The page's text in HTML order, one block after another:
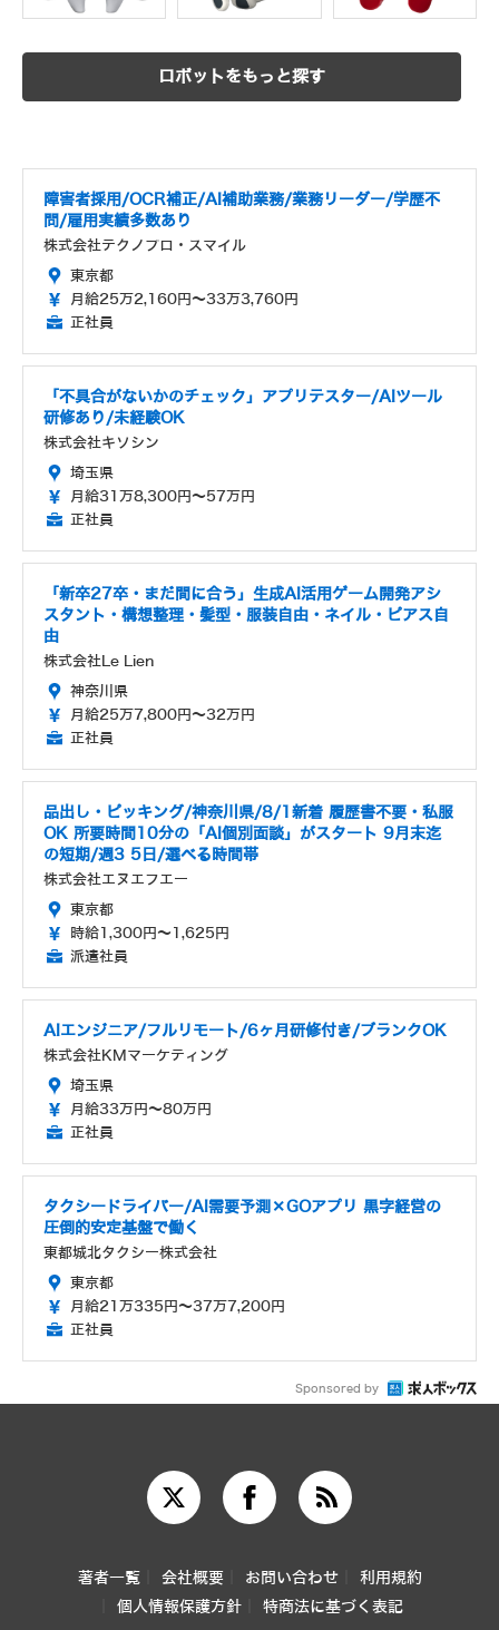
ロボットをもっと探す
障害者採用/OCR補正/AI補助業務/業務リーダー/学歴不
問/雇用実績多数あり
株式会社テクノプロ・スマイル
東京都
月給25万2,160円～33万3,760円
正社員
「不具合がないかのチェック」アプリテスター/AIツール
研修あり/未経験OK
株式会社キソシン
埼玉県
月給31万8,300円～57万円
正社員
「新卒27卒・まだ間に合う」生成AI活用ゲーム開発アシ
スタント・構想整理・髪型・服装自由・ネイル・ピアス自
由
株式会社Le Lien
神奈川県
月給25万7,800円～32万円
正社員
品出し・ピッキング/神奈川県/8/1新着 履歴書不要・私服
OK 所要時間10分の「AI個別面談」がスタート 9月末迄
の短期/週3 5日/選べる時間帯
株式会社エヌエフエー
東京都
時給1,300円～1,625円
派遣社員
AIエンジニア/フルリモート/6ヶ月研修付き/ブランクOK
株式会社KMマーケティング
埼玉県
月給33万円～80万円
正社員
タクシードライバー/AI需要予測×GOアプリ 黒字経営の
圧倒的安定基盤で働く
東都城北タクシー株式会社
東京都
月給21万335円～37万7,200円
正社員
Sponsored by
著者一覧 会社概要 お問い合わせ
利用規約
個人情報保護方針
特商法に基づく表記